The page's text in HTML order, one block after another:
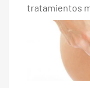
tratamientos